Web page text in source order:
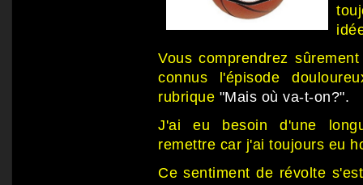
Vous comprendrez
connus l'épisode
rubrique "Mais où va-t-on?".
J'ai eu besoin d'une
remettre car j'ai toujours eu
Ce sentiment de révolte